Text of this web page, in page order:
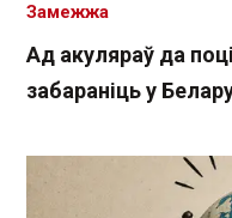
Ад акуляраў да
забараніць у
Замежжа